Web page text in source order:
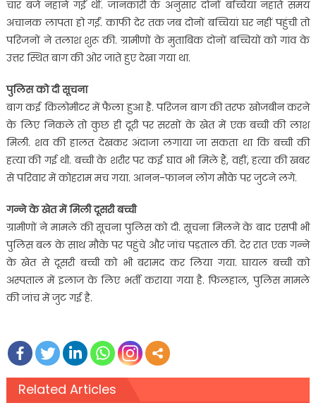
चार बजे नहाने गईं थीं. जानकारी के अनुसार दोनों बच्चियां नहाते समय
अचानक लापता हो गईं. काफी देर तक जब दोनों बच्चियां घर नहीं पहुंची तो
परिजनों ने तलाश शुरू की. ग्रामीणों के मुताबिक दोनों बच्चियों को गांव के
उत्तर स्थित बाग की ओर जाते हुए देखा गया था.
पुलिस को दी सूचना
बाग कई किलोमीटर में फैला हुआ है. परिजन बाग की तरफ खोजबीन करने
के लिए निकले तो कुछ ही दूरी पर सरसों के खेत में एक बच्ची की लाश
मिली. शव की हालत देखकर अंदाजा लगाया जा सकता था कि बच्ची की
हत्या की गई थी. बच्ची के शरीर पर कई घाव भी मिले हैं, वहीं, हत्या की खबर
से परिवार में कोहराम मच गया. आनन-फानन लोग मौके पर जुटने लगे.
गन्ने के खेत में मिली दूसरी बच्ची
ग्रामीणों ने मामले की सूचना पुलिस को दी. सूचना मिलने के बाद एसपी भी
पुलिस बल के साथ मौके पर पहुंचे और जांच पड़ताल की. देर रात एक गन्ने
के खेत से दूसरी बच्ची को भी बरामद कर लिया गया. घायल बच्ची को
अस्पताल में इलाज के लिए भर्ती कराया गया है. फिलहाल, पुलिस मामले
की जांच में जुट गई है.
Related Articles